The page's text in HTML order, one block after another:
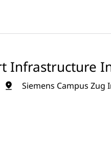
Infrastructure
Siemens Campus Zug